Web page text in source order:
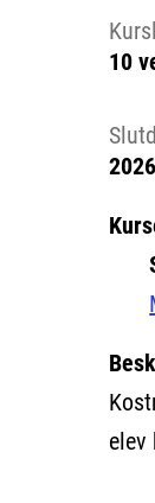
10
elev